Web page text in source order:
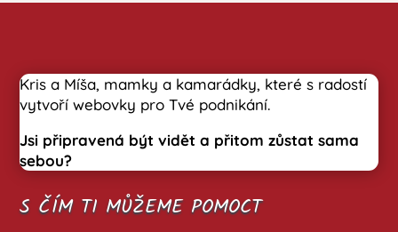
Kris a Míša, mamky a kamarádky, které s radostí
vytvoří webovky pro Tvé podnikání.
Jsi připravená být vidět a přitom zůstat sama
sebou?
S ČÍM TI MŮŽEME POMOCT